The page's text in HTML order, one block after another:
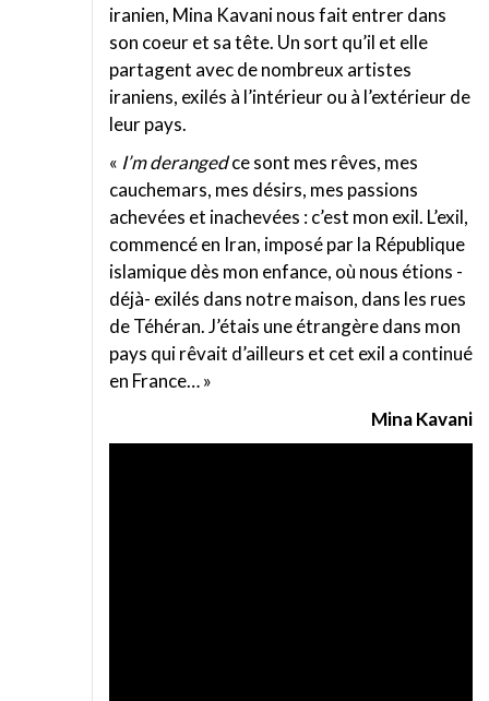
iranien, Mina Kavani nous fait entrer dans
son coeur et sa tête. Un sort qu’il et elle
partagent avec de nombreux artistes
iraniens, exilés à l’intérieur ou à l’extérieur de
leur pays.
« I’m derangedce sont mes rêves, mes
cauchemars, mes désirs, mes passions
achevées et inachevées : c’est mon exil. L’exil,
commencé en Iran, imposé par la République
islamique dès mon enfance, où nous étions -
déjà- exilés dans notre maison, dans les rues
de Téhéran. J’étais une étrangère dans mon
pays qui rêvait d’ailleurs et cet exil a continué
en France… »
Mina Kavani